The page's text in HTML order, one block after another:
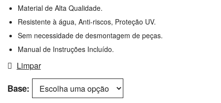
Material de Alta Qualidade.
Resistente à água, Anti-riscos, Proteção UV.
Sem necessidade de desmontagem de peças.
Manual de Instruções Incluído.
Base
Limpar